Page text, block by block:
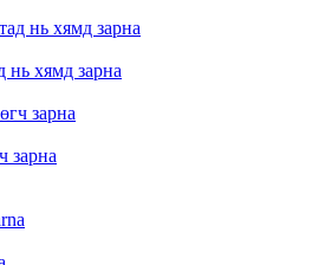
нь хямд зарна
зарна